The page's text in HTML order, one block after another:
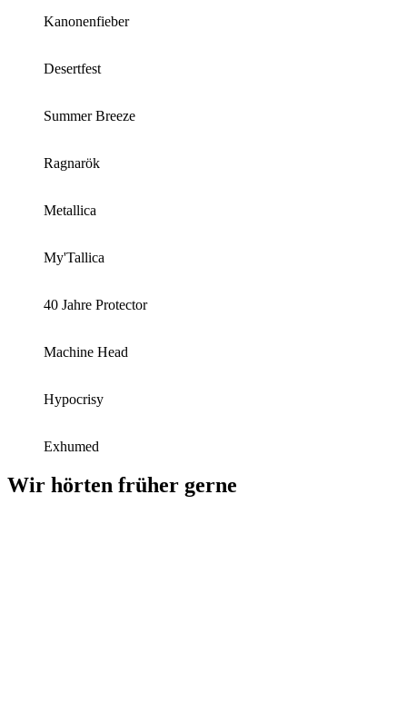
Kanonenfieber
Desertfest
Summer Breeze
Ragnarök
Metallica
My'Tallica
40 Jahre Protector
Machine Head
Hypocrisy
Exhumed
Wir hörten früher gerne